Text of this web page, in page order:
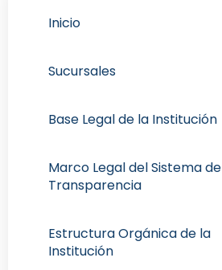
Inicio
Sucursales
Base Legal de la Institución
Marco Legal del Sistema de
Transparencia
Estructura Orgánica de la
Institución